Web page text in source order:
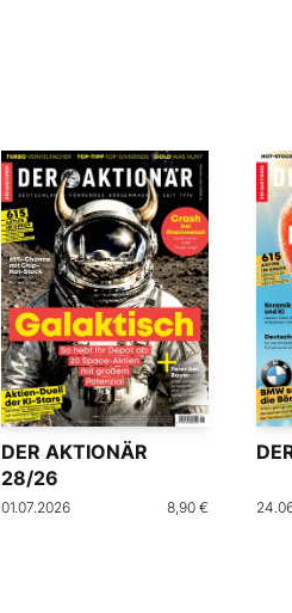
DER AKTIONÄR
28/26
01.07.2026 8,90 €